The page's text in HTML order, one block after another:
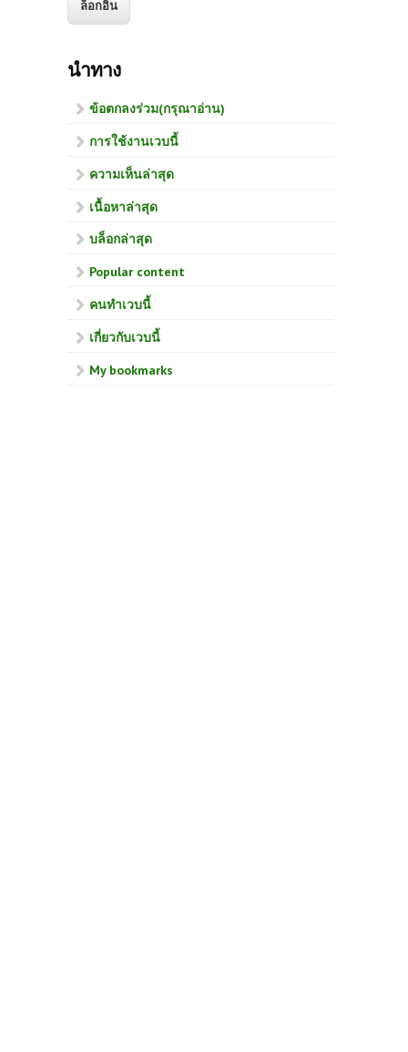
นำทาง
ข้อตกลงร่วม(กรุณาอ่าน)
การใช้งานเวบนี้
ความเห็นล่าสุด
เนื้อหาล่าสุด
บล็อกล่าสุด
Popular content
คนทำเวบนี้
เกี่ยวกับเวบนี้
My bookmarks